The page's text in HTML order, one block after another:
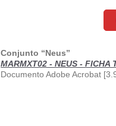
Conjunto “Neus”
MARMXT02 - NEUS - FICHA
Documento Adobe Acrobat